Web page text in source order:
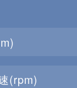
(rpm)